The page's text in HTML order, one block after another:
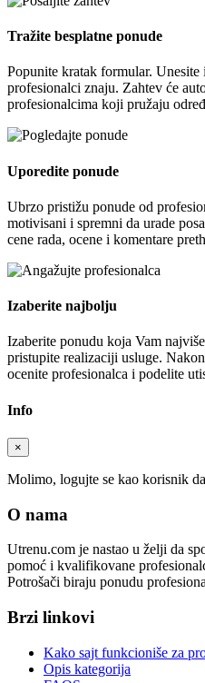
Tražite besplatne ponude
Popunite kratak formular.
profesionalci znaju. Zahtev će
profesionalcima koji pružaju
Uporedite ponude
Ubrzo pristižu ponude od
motivisani i spremni da urade
cene rada, ocene i komentare
Izaberite najbolju
Izaberite ponudu koja Vam
pristupite realizaciji usluge.
ocenite profesionalca i podelite
Info
×
Molimo, logujte se kao korisnik
O nama
Utrenu.com je nastao u želji da
pomoć i kvalifikovane
Potrošači biraju ponudu
Brzi linkovi
Kako sajt funkcioniše za
Opis kategorija